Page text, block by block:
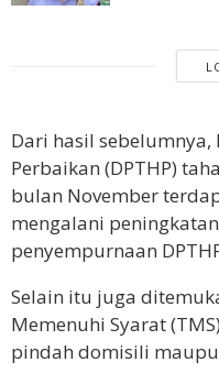
Dari hasil
Perbaikan (DPTHP)
bulan November
mengalani
penyempurnaan
Selain itu juga
Memenuhi Syarat
pindah domisili